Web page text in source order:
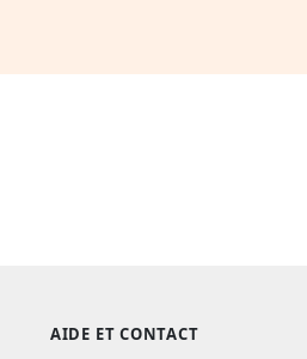
AIDE ET CONTACT